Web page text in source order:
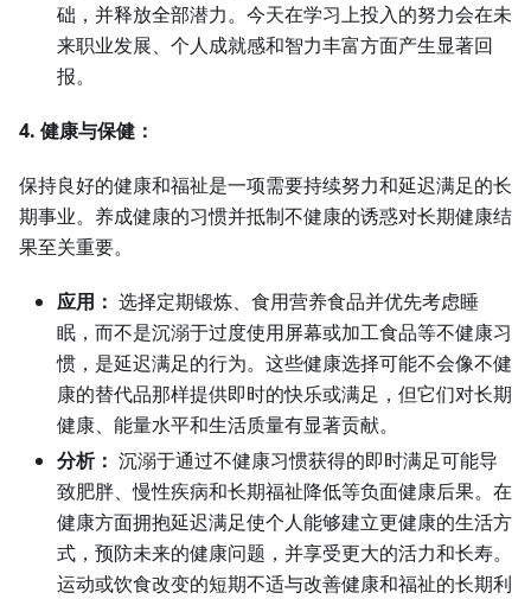
础，并释放全部潜力。今天在学习上投入的努力会在未
来职业发展、个人成就感和智力丰富方面产生显著回
报。
4. 健康与保健：
保持良好的健康和福祉是一项需要持续努力和延迟满足的长
期事业。养成健康的习惯并抵制不健康的诱惑对长期健康结
果至关重要。
应用： 选择定期锻炼、食用营养食品并优先考虑睡
眠，而不是沉溺于过度使用屏幕或加工食品等不健康习
惯，是延迟满足的行为。这些健康选择可能不会像不健
康的替代品那样提供即时的快乐或满足，但它们对长期
健康、能量水平和生活质量有显著贡献。
分析： 沉溺于通过不健康习惯获得的即时满足可能导
致肥胖、慢性疾病和长期福祉降低等负面健康后果。在
健康方面拥抱延迟满足使个人能够建立更健康的生活方
式，预防未来的健康问题，并享受更大的活力和长寿。
运动或饮食改变的短期不适与改善健康和福祉的长期利